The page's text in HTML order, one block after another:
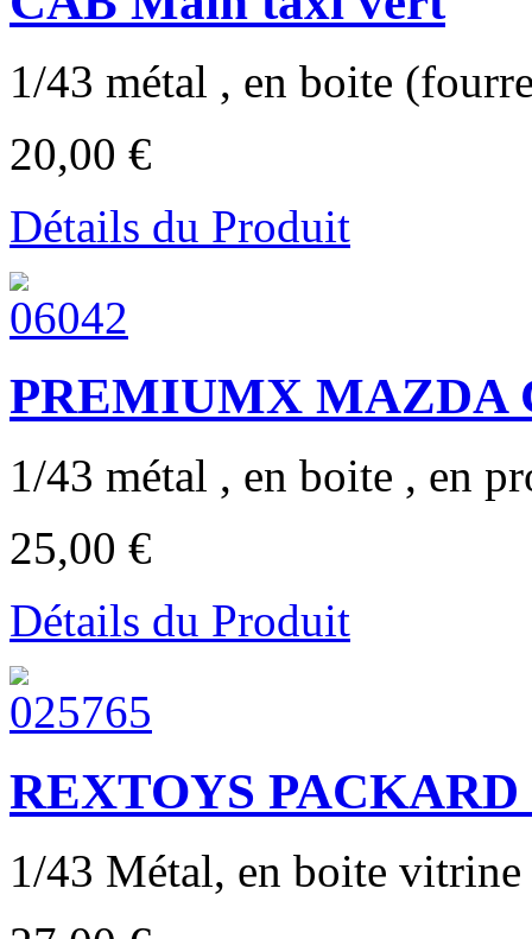
1/43 métal , en boite
20,00 €
Détails du Produit
PREMIUMX MAZDA
1/43 métal , en boite , en
25,00 €
Détails du Produit
REXTOYS PACKARD
1/43 Métal, en boite vitrine